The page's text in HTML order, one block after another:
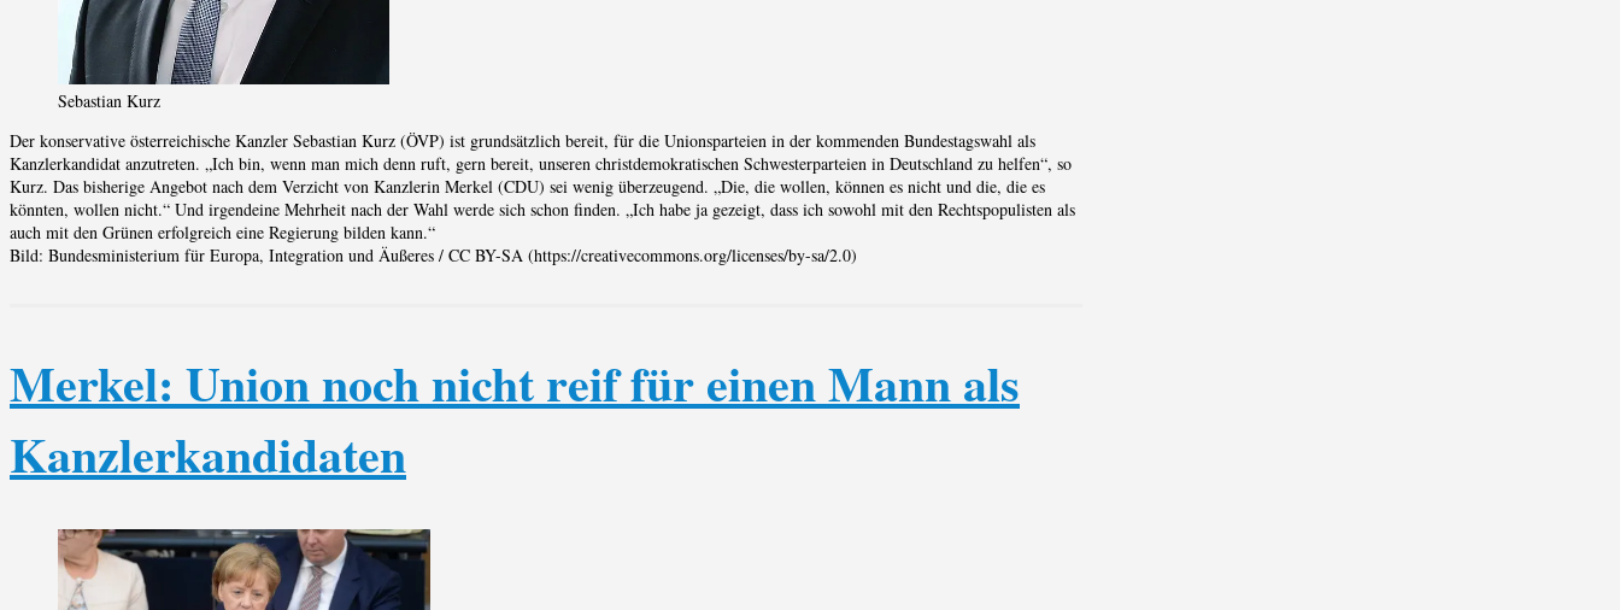
Sebastian Kurz
Der konservative österreichische Kanzler Sebastian Kurz (ÖVP) ist grundsätzlich bereit, für die Unionsparteien in der kommenden Bundestagswahl als
Kanzlerkandidat anzutreten. „Ich bin, wenn man mich denn ruft, gern bereit, unseren christdemokratischen Schwesterparteien in Deutschland zu helfen“, so
Kurz. Das bisherige Angebot nach dem Verzicht von Kanzlerin Merkel (CDU) sei wenig überzeugend. „Die, die wollen, können es nicht und die, die es
könnten, wollen nicht.“ Und irgendeine Mehrheit nach der Wahl werde sich schon finden. „Ich habe ja gezeigt, dass ich sowohl mit den Rechtspopulisten als
auch mit den Grünen erfolgreich eine Regierung bilden kann.“
Bild: Bundesministerium für Europa, Integration und Äußeres / CC BY-SA (https://creativecommons.org/licenses/by-sa/2.0)
Merkel: Union noch nicht reif für einen Mann als
Kanzlerkandidaten